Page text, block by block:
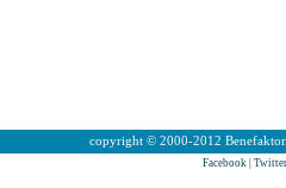
copyright © 2000-2012
Facebook| Twitter